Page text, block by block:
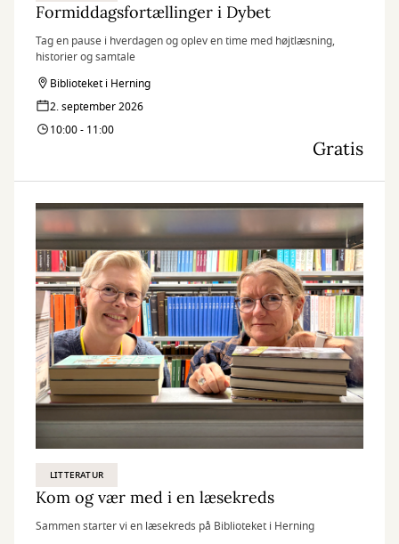
Formiddagsfortællinger i Dybet
Tag en pause i hverdagen og oplev en time med højtlæsning,
historier og samtale
Biblioteket i Herning
2. september 2026
10:00 - 11:00
Gratis
LITTERATUR
Kom og vær med i en læsekreds
Sammen starter vi en læsekreds på Biblioteket i Herning